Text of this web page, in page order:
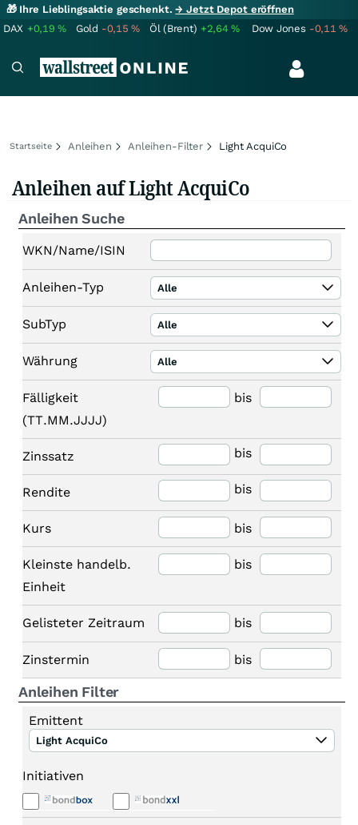
🎁 Ihre Lieblingsaktie geschenkt.→ Jetzt Depot eröffnen
DAX +0,19% Gold -0,15% Öl (Brent) +2,64% Dow Jones -0,11%
Startseite Anleihen Anleihen-Filter Light AcquiCo
Anleihen auf Light AcquiCo
Anleihen Suche
WKN/Name/ISIN
Anleihen-Typ Alle
SubTyp Alle
Währung Alle
Fälligkeit
(TT.MM.JJJJ)
bis
Zinssatz bis
Rendite bis
Kurs bis
Kleinste handelb.
Einheit
bis
Gelisteter Zeitraum bis
Zinstermin bis
Anleihen Filter
Emittent
Light AcquiCo
Initiativen